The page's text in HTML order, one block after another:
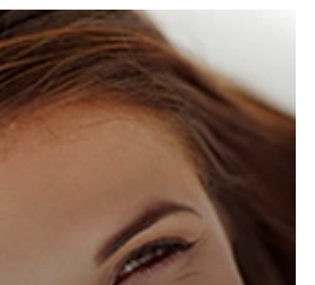
and processes that
generation of